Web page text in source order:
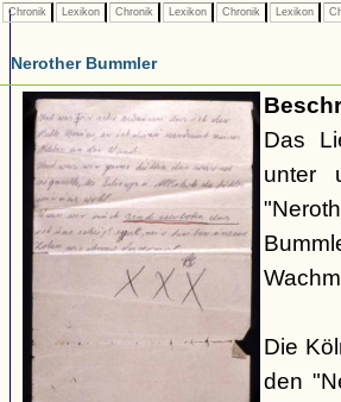
Chronik Lexikon Chronik Lexikon Chronik Lexikon
Nerother Bummler
Das
unter
Die
den